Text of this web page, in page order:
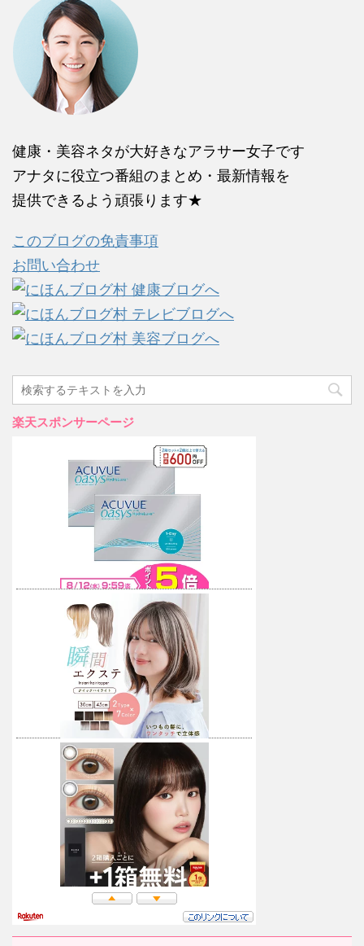
健康・美容ネタが大好きなアラサー女子です
アナタに役立つ番組のまとめ・最新情報を
提供できるよう頑張ります★
このブログの免責事項
お問い合わせ
楽天スポンサーページ